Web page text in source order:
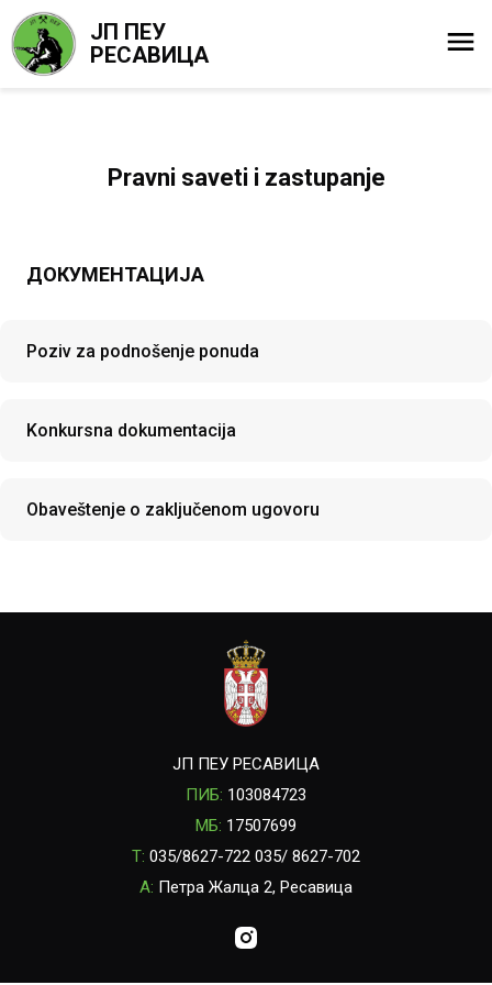
ЈП ПЕУ
РЕСАВИЦА
Pravni saveti i zastupanje
ДОКУМЕНТАЦИЈА
Poziv za podnošenje ponuda
Konkursna dokumentacija
Obaveštenje o zaključenom ugovoru
ЈП ПЕУ РЕСАВИЦА
ПИБ: 103084723
МБ: 17507699
T: 035/8627-722 035/ 8627-702
A: Петра Жалца 2, Ресавица